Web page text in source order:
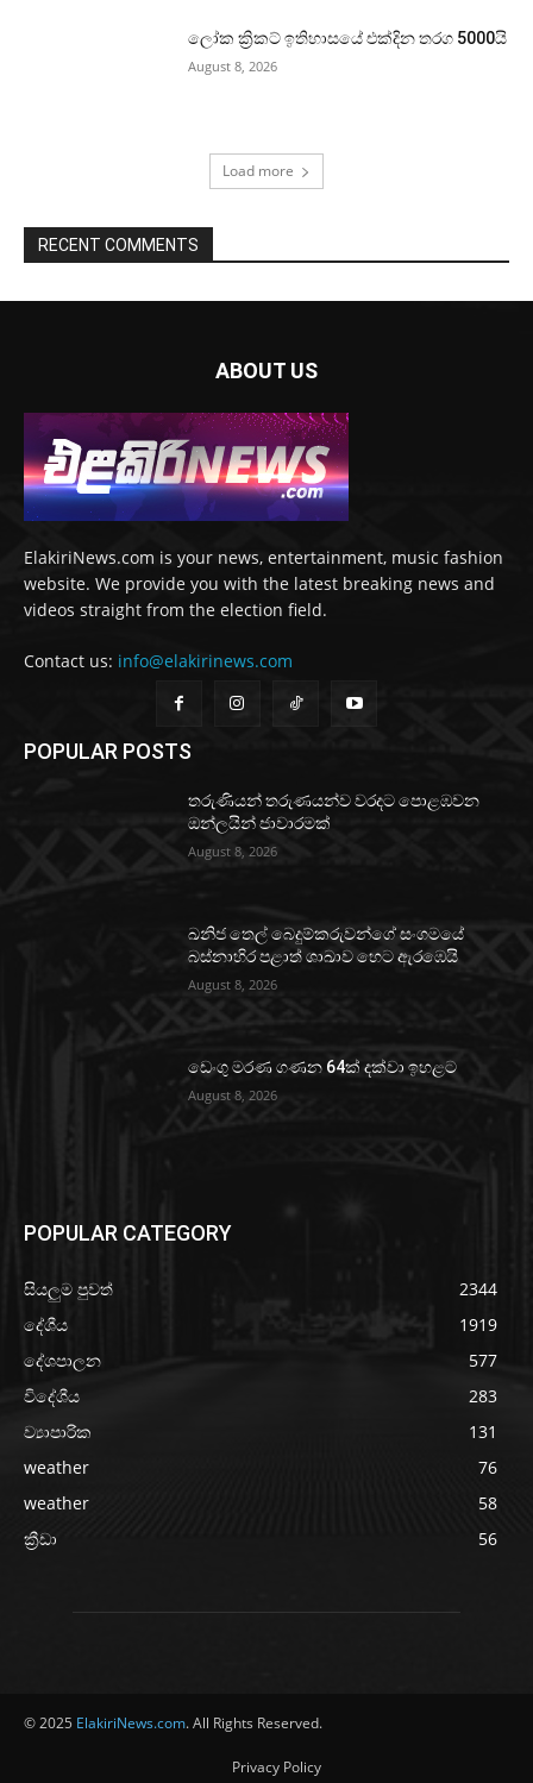
ලෝක ක්‍රිකට් ඉතිහාසයේ එක්දින තරග 5000යි
August 8, 2026
Load more
RECENT COMMENTS
ABOUT US
ElakiriNews.com is your news, entertainment, music fashion
website. We provide you with the latest breaking news and
videos straight from the election field.
Contact us: info@elakirinews.com
POPULAR POSTS
තරුණියන් තරුණයන්ව වරදට පොළඹවන
ඔන්ලයින් ජාවාරමක්
August 8, 2026
ඛනිජ තෙල් බෙදුම්කරුවන්ගේ සංගමයේ
බස්නාහිර පළාත් ශාඛාව හෙට ඇරඹෙයි
August 8, 2026
ඩෙංගු මරණ ගණන 64ක් දක්වා ඉහළට
August 8, 2026
POPULAR CATEGORY
සියලුම පුවත්
2344
දේශීය
1919
දේශපාලන
577
විදේශීය
283
ව්‍යාපාරික
131
weather
76
weather
58
ක්‍රීඩා
56
© 2025 ElakiriNews.com. All Rights Reserved.
Privacy Policy